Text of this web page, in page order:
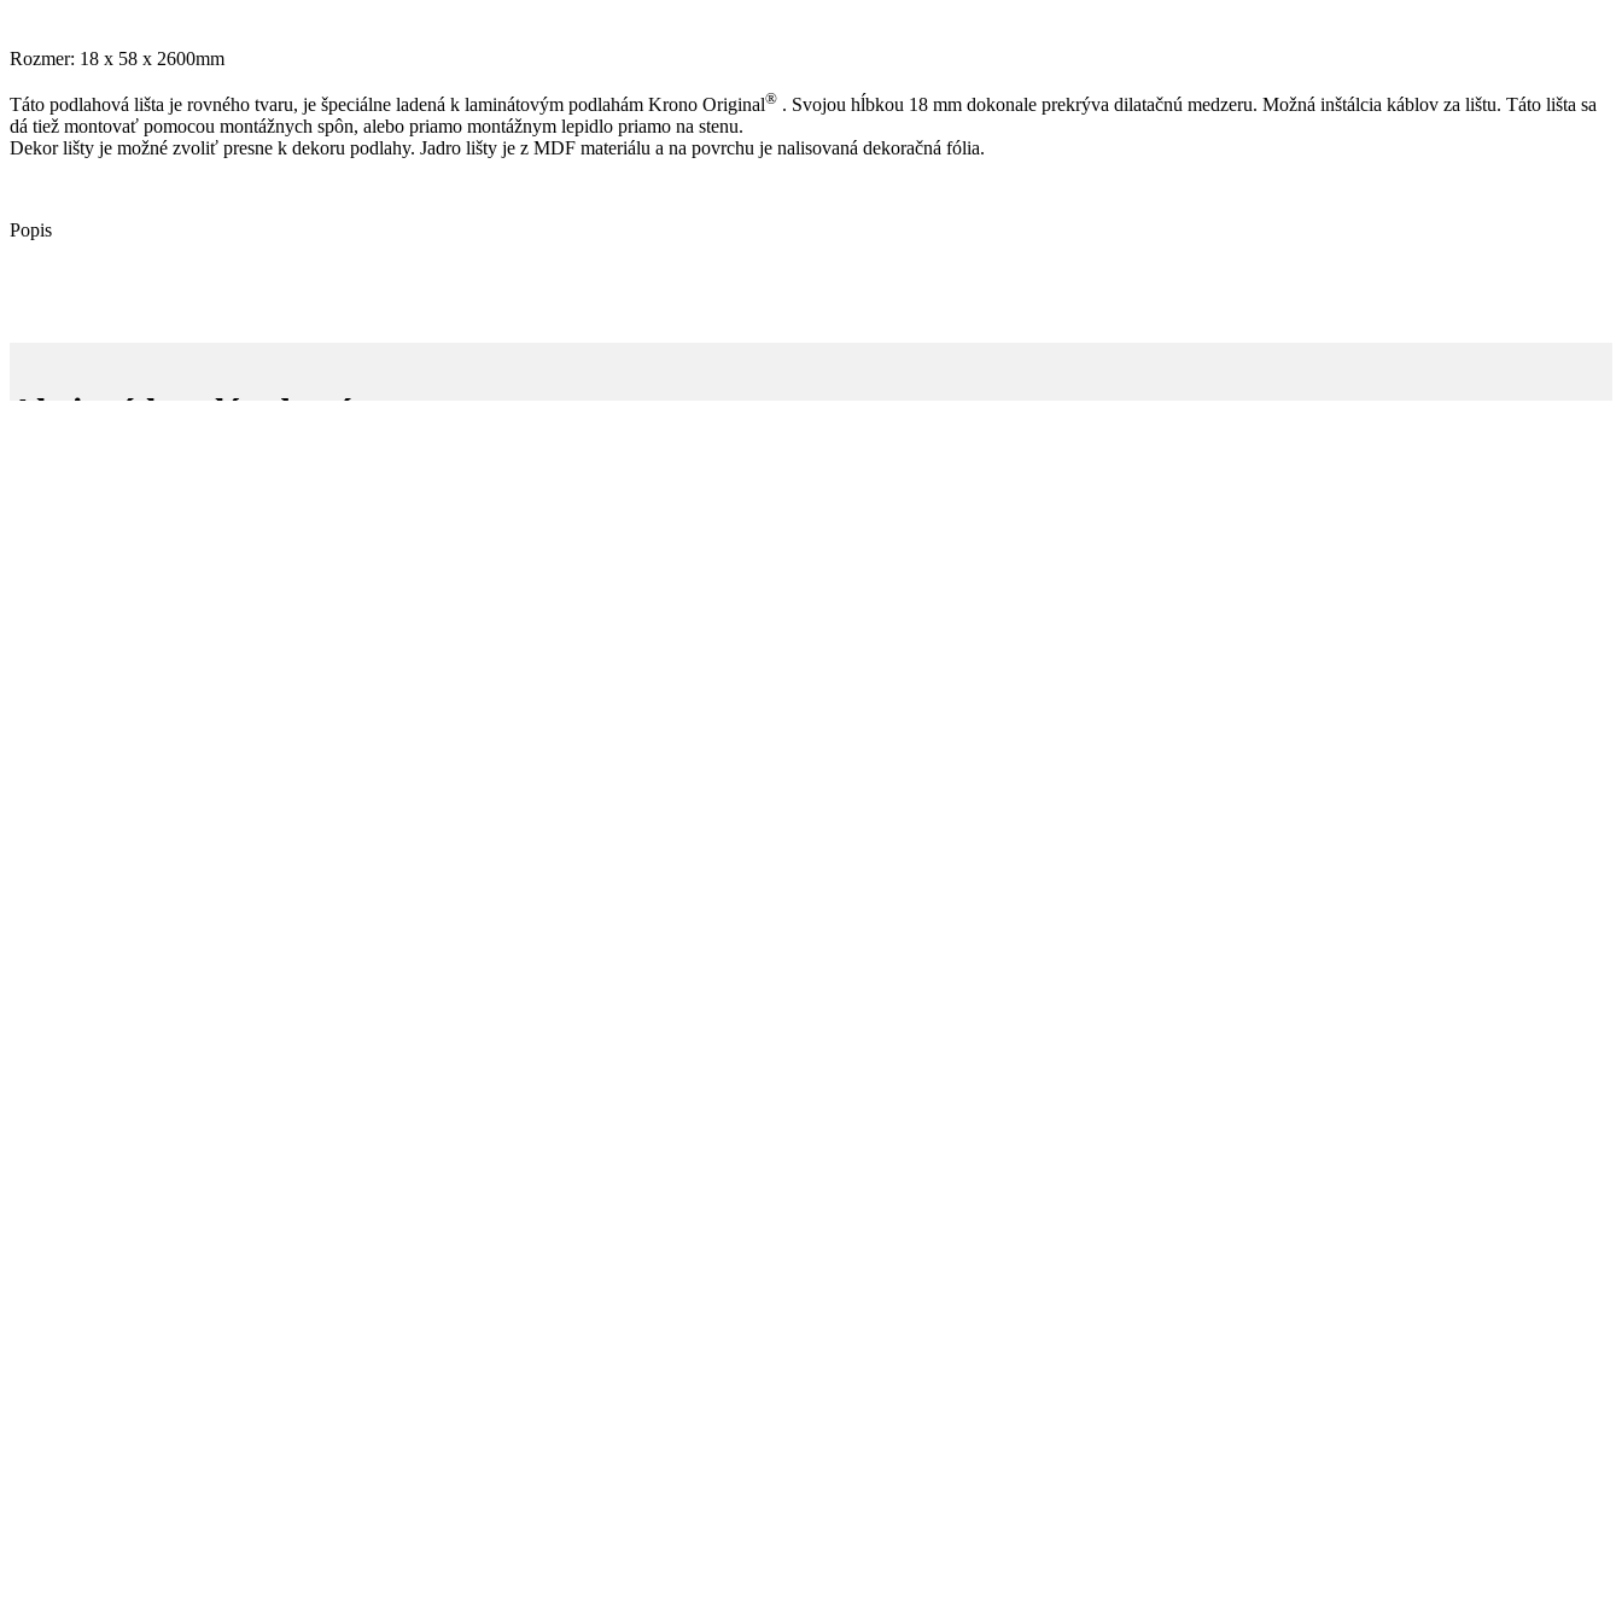
Rozmer: 18 x 58 x 2600mm
Táto podlahová lišta je rovného tvaru, je špeciálne ladená k laminátovým podlahám Krono Original® . Svojou hĺbkou 18 mm dokonale prekrýva dilatačnú medzeru. Možná inštálcia káblov za lištu. Táto lišta sa
dá tiež montovať pomocou montážnych spôn, alebo priamo montážnym lepidlo priamo na stenu.
Dekor lišty je možné zvoliť presne k dekoru podlahy. Jadro lišty je z MDF materiálu a na povrchu je nalisovaná dekoračná fólia.
Popis
Akciový katalóg dverí